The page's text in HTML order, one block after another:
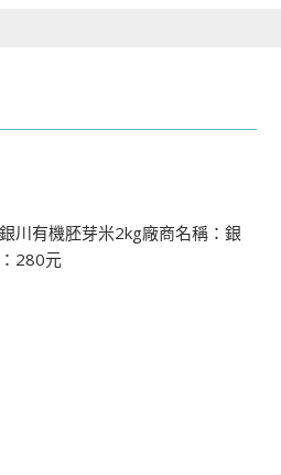
川有機胚芽米2kg廠商名稱：銀
280元